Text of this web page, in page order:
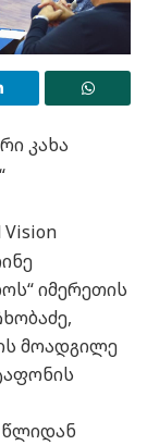
კახა
იმერეთის
მოადგილე
წლიდან